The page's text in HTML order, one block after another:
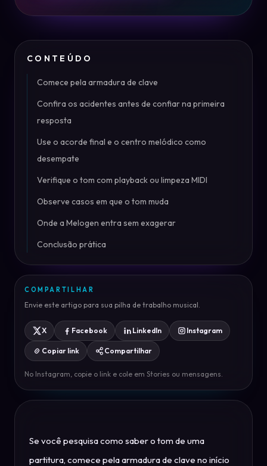
CONTEÚDO
Comece pela armadura de clave
Confira os acidentes antes de confiar na primeira
resposta
Use o acorde final e o centro melódico como
desempate
Verifique o tom com playback ou limpeza MIDI
Observe casos em que o tom muda
Onde a Melogen entra sem exagerar
Conclusão prática
COMPARTILHAR
Envie este artigo para sua pilha de trabalho musical.
X Facebook LinkedIn Instagram
Copiar link Compartilhar
No Instagram, copie o link e cole em Stories ou mensagens.
Se você pesquisa como saber o tom de uma
partitura, comece pela armadura de clave no início